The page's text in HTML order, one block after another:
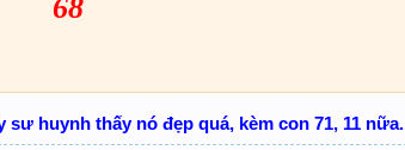
68
huynh thấy nó đẹp quá, kèm con 71, 11 nữa.